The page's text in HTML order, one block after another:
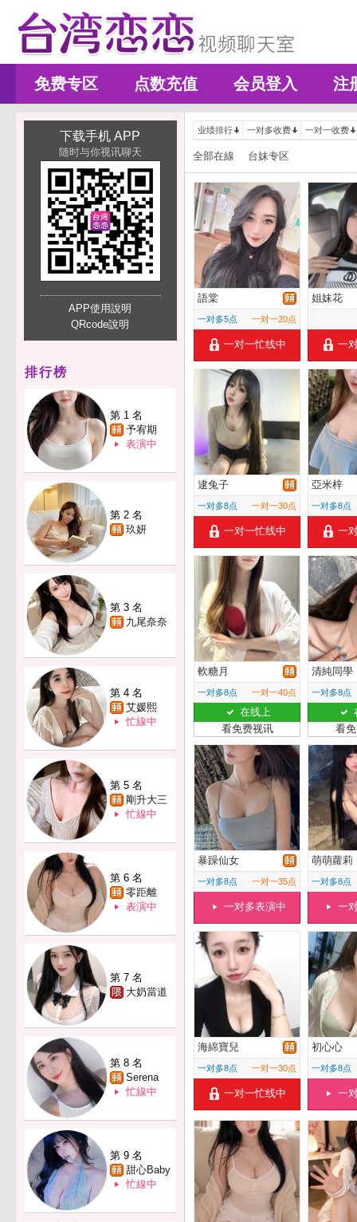
免费专区 点数充值 会员登入 注
下载手机 APP
随时与你视讯聊天
APP使用說明
QRcode說明
排行榜
第 1 名
予宥期
表演中
第 2 名
玖妍
第 3 名
九尾奈奈
第 4 名
艾媛熙
忙線中
第 5 名
剛升大三
忙線中
第 6 名
零距離
表演中
第 7 名
大奶當道
第 8 名
Serena
忙線中
第 9 名
甜心Baby
忙線中
业绩排行 一对多收费 一对一收费
全部在線 台妹专区
語棠
一对多5点 一对一20点
一对一忙线中
姐妹花
一
逮兔子
一对多8点 一对一30点
一对一忙线中
亞米梓
一对多8点
一
軟糖月
一对多8点 一对一40点
在线上
看免费视讯
清純同學
一对多8点
看
暴躁仙女
一对多8点 一对一35点
一对多表演中
萌萌蘿莉
一对多8点
一
海綿寶兒
一对多8点 一对一30点
一对一忙线中
初心心
一对多8点
一